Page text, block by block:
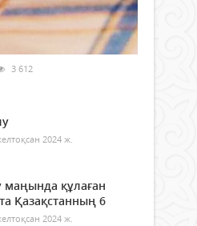
3 612
2024 ж.
маңында құлаған
Қазақстанның 6
2024 ж.